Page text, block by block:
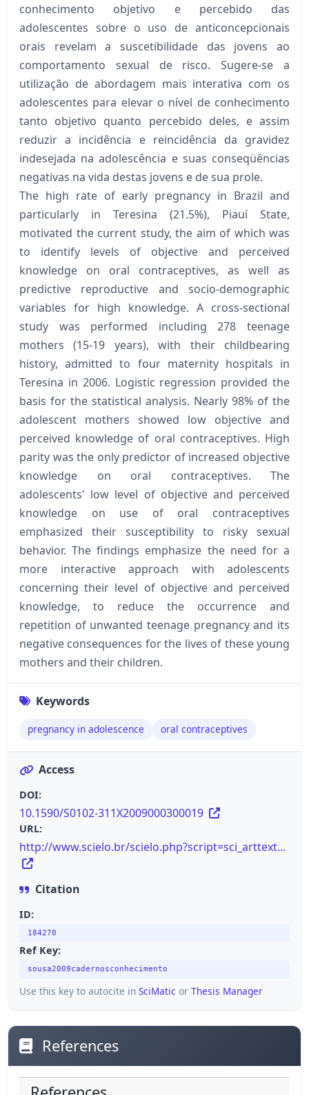
conhecimento objetivo e percebido das
adolescentes sobre o uso de anticoncepcionais
orais revelam a suscetibilidade das jovens ao
comportamento sexual de risco. Sugere-se a
utilização de abordagem mais interativa com os
adolescentes para elevar o nível de conhecimento
tanto objetivo quanto percebido deles, e assim
reduzir a incidência e reincidência da gravidez
indesejada na adolescência e suas conseqüências
negativas na vida destas jovens e de sua prole.
The high rate of early pregnancy in Brazil and
particularly in Teresina (21.5%), Piauí State,
motivated the current study, the aim of which was
to identify levels of objective and perceived
knowledge on oral contraceptives, as well as
predictive reproductive and socio-demographic
variables for high knowledge. A cross-sectional
study was performed including 278 teenage
mothers (15-19 years), with their childbearing
history, admitted to four maternity hospitals in
Teresina in 2006. Logistic regression provided the
basis for the statistical analysis. Nearly 98% of the
adolescent mothers showed low objective and
perceived knowledge of oral contraceptives. High
parity was the only predictor of increased objective
knowledge on oral contraceptives. The
adolescents' low level of objective and perceived
knowledge on use of oral contraceptives
emphasized their susceptibility to risky sexual
behavior. The findings emphasize the need for a
more interactive approach with adolescents
concerning their level of objective and perceived
knowledge, to reduce the occurrence and
repetition of unwanted teenage pregnancy and its
negative consequences for the lives of these young
mothers and their children.
Keywords
pregnancy in adolescence oral contraceptives
Access
DOI:
10.1590/S0102-311X2009000300019
URL:
http://www.scielo.br/scielo.php?script=sci_arttext...
Citation
ID:
184270
Ref Key:
sousa2009cadernosconhecimento
Use this key to autocite in SciMatic or Thesis Manager
References